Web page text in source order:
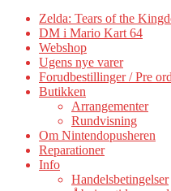
Zelda: Tears of the
DM i Mario Kart 64
Webshop
Ugens nye varer
Forudbestillinger / Pre
Butikken
Arrangementer
Rundvisning
Om Nintendopusheren
Reparationer
Info
Handelsbetingelser